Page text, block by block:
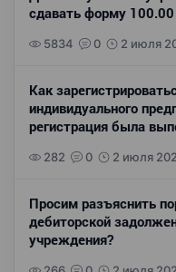
сдавать форму
5834 0 2 июля
Как
индивидуального
регистрация была
282 0 2 июля
Просим разъяснить
дебиторской
учреждения?